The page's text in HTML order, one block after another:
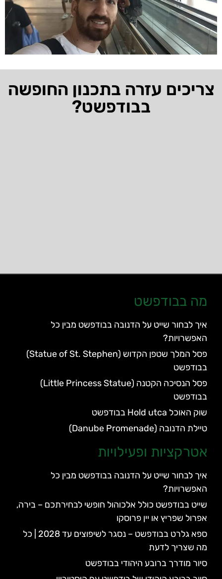
צריכים עזרה בתכנון החופשה
בבודפשט?
מה בבודפשט
איך לבחור שייט על הדנובה בבודפשט מבין כל
האפשרויות?
פסל המלך שטפן הקדוש (Statue of St. Stephen)
בבודפשט
פסל הנסיכה הקטנה (Little Princess Statue)
בבודפשט
שוק האוכל Hold utca בבודפשט
טיילת הדנובה (Danube Promenade)
אטרקציות ופעילויות
איך לבחור שייט על הדנובה בבודפשט מבין כל
האפשרויות?
שייט בבודפשט כולל אלכוהול חופשי לבחירתכם – בירה,
אפרול שפריץ או יין פרוסקו
ספא גלרט בבודפשט – נסגר לשיפוצים עד 2028 | כל
מה שצריך לדעת
סיור מודרך ברובע היהודי בבודפשט